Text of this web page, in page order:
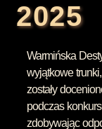
2025
Warmińska
wyjątkowe
zostały
podczas
zdobywając